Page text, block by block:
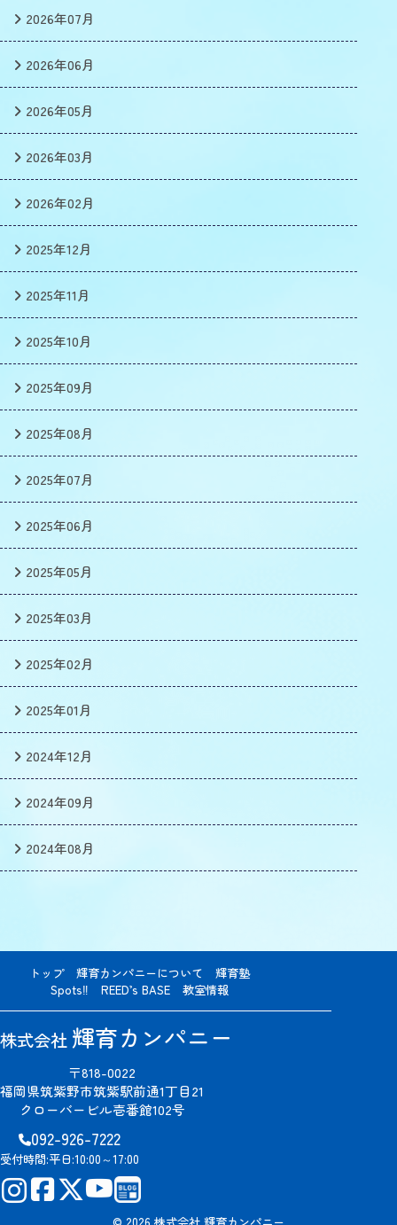
2026年07月
2026年06月
2026年05月
2026年03月
2026年02月
2025年12月
2025年11月
2025年10月
2025年09月
2025年08月
2025年07月
2025年06月
2025年05月
2025年03月
2025年02月
2025年01月
2024年12月
2024年09月
2024年08月
株式会社 輝育カンパニー
〒818-0022
福岡県筑紫野市筑紫駅前通1丁目21
クローバービル壱番館102号
092-926-7222
受付時間:平日:10:00～17:00
トップ 輝育カンパニーについて
輝育塾
Spots‼
REED’s BASE 教室情報